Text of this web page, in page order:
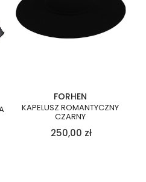
FORHEN
KAPELUSZ ROMANTYCZNY
CZARNY
250,00 zł